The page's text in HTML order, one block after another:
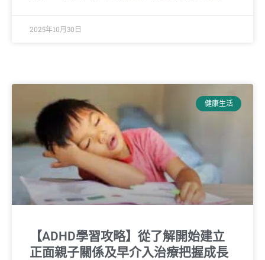
2025年10月30日
健康生活
【ADHD學習攻略】從了解開始建立
正面親子關係及早介入治療把握成長